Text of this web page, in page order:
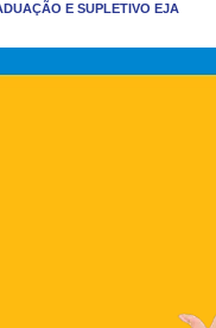
E SUPLETIVO EJA